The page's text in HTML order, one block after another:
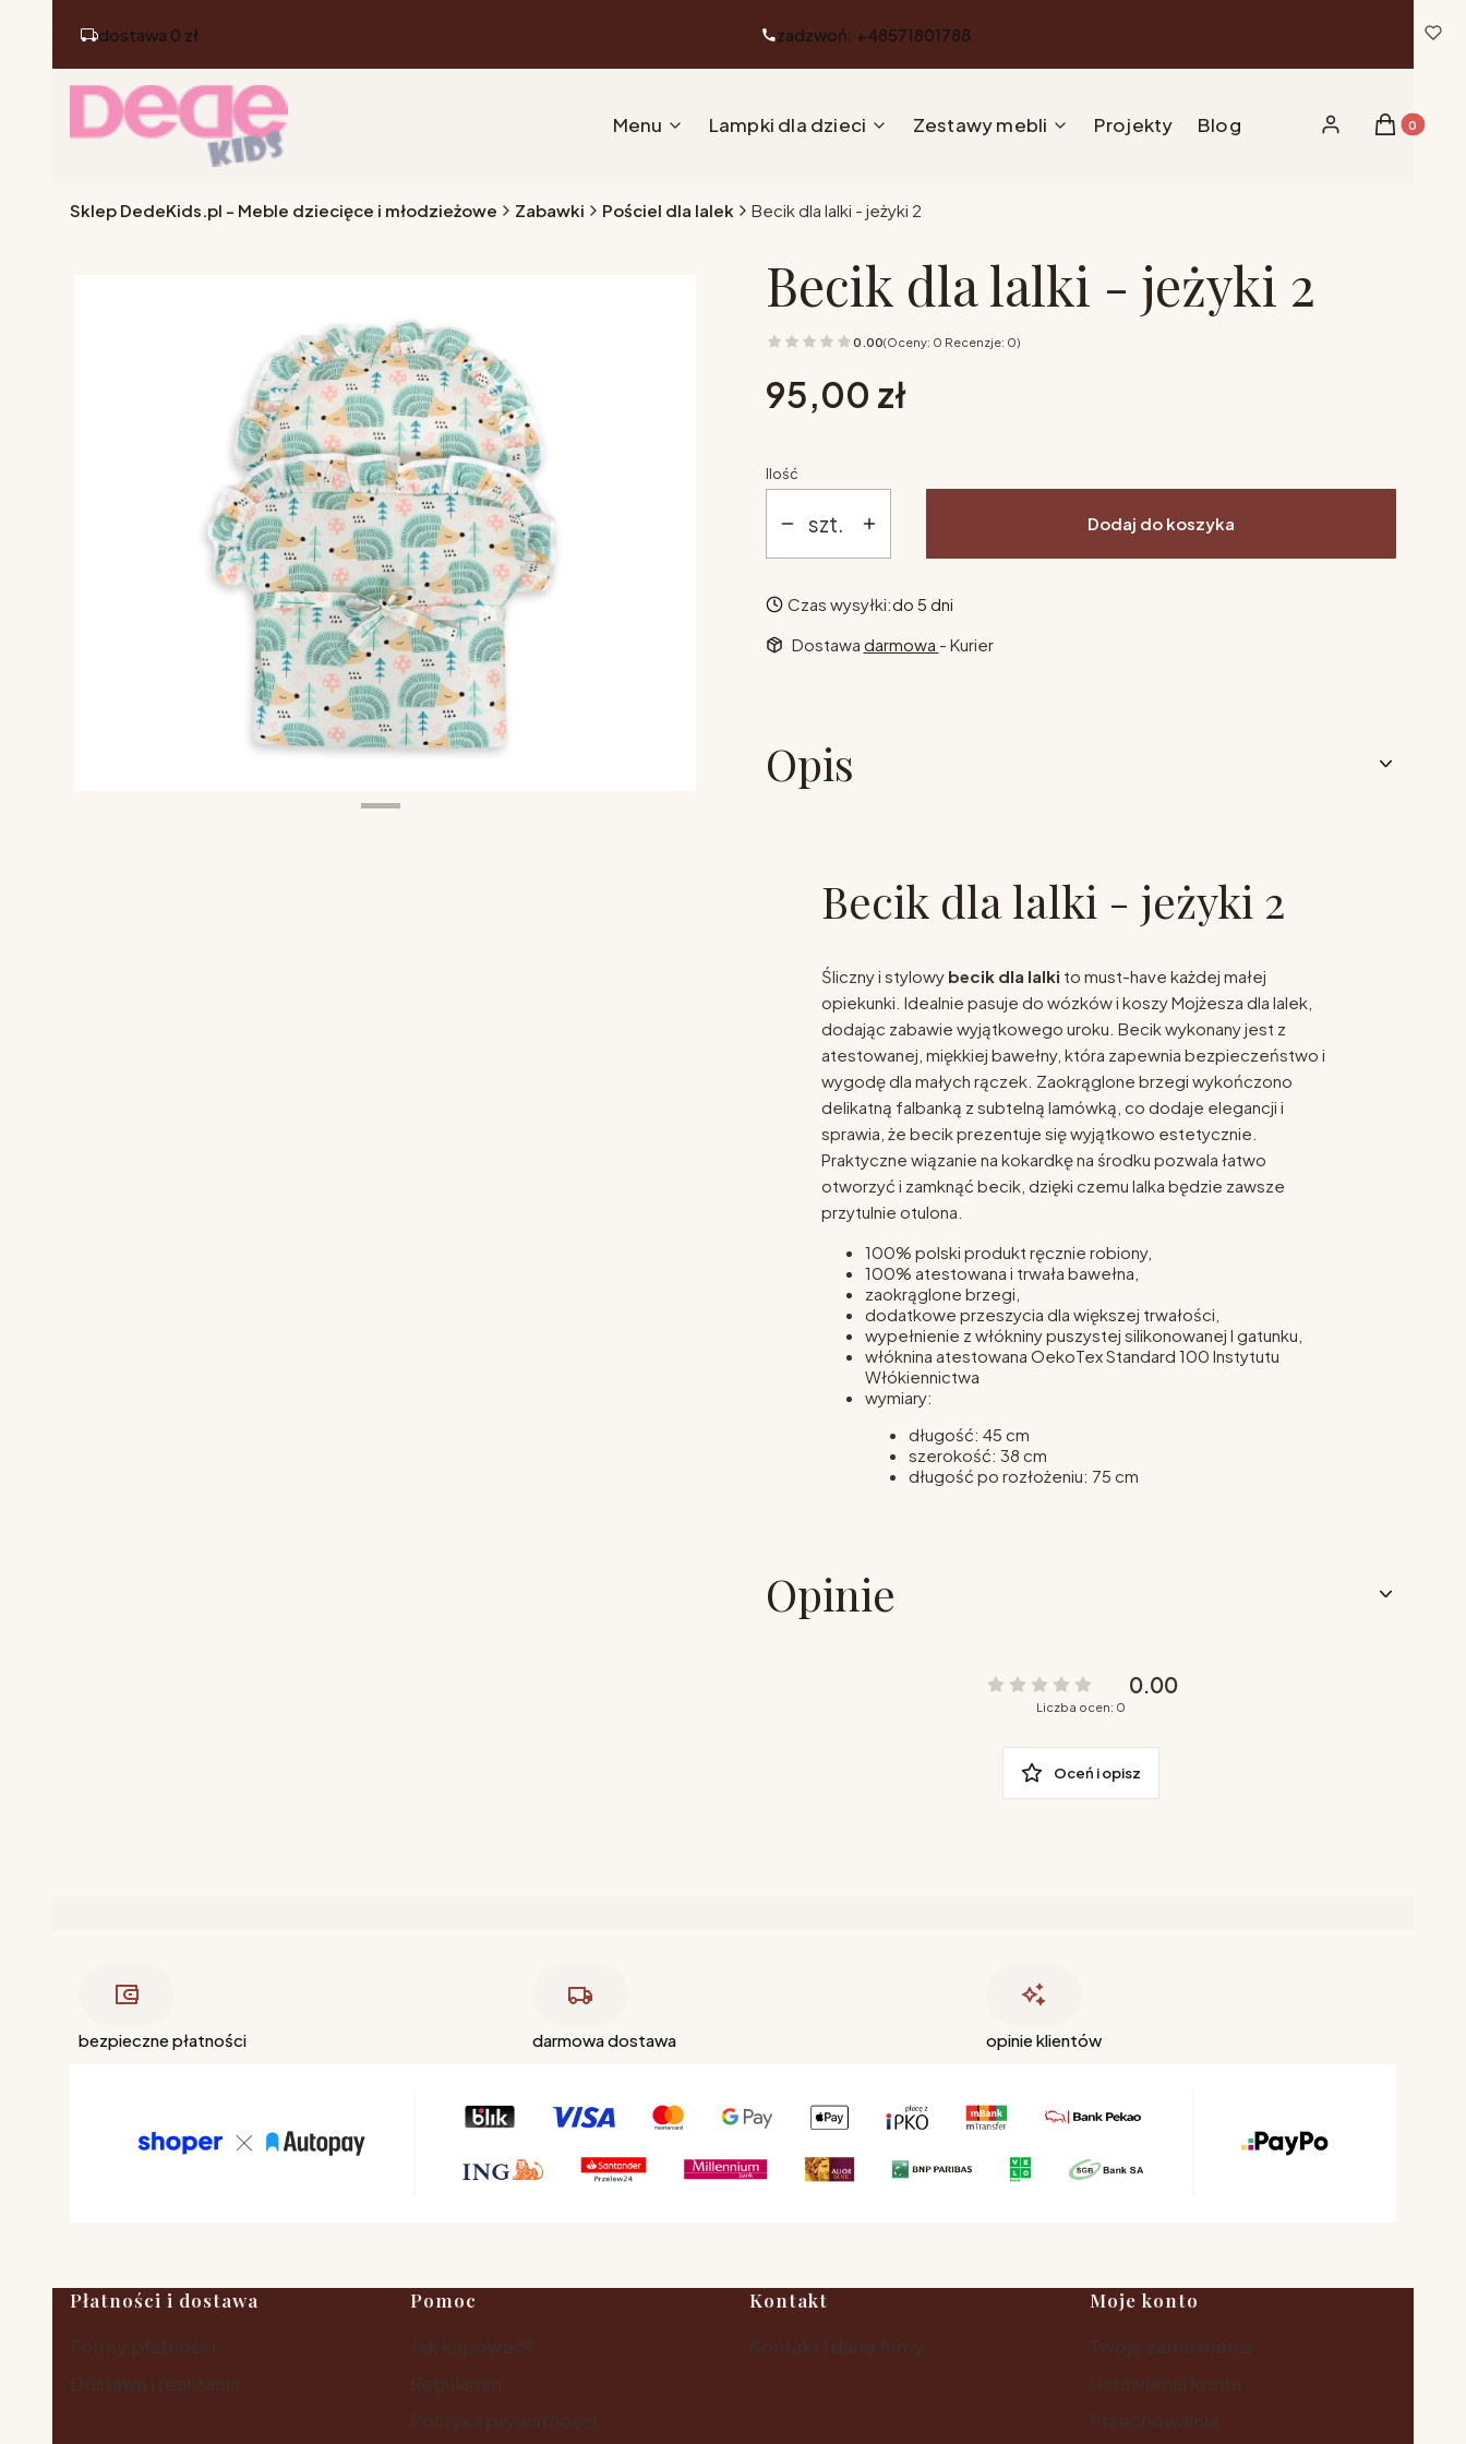
dostawa 0 zł zadzwoń: +48571801788
Menu Lampki dla dzieci Zestawy mebli Projekty Blog Zaloguj sięProdukty
Koszyk
Sklep DedeKids.pl - Meble dziecięce i młodzieżowe Zabawki Pościel dla lalek Becik dla lalki - jeżyki 2
Becik dla lalki - jeżyki 2
0.00(Oceny: 0 Recenzje: 0)
Cena
95,00 zł
Ilość
szt. Dodaj do koszyka
Czas wysyłki:do 5 dni
Dostawa darmowa - Kurier
Opis
Becik dla lalki - jeżyki 2
Śliczny i stylowy becik dla lalki to must-have każdej małej
opiekunki. Idealnie pasuje do wózków i koszy Mojżesza dla lalek,
dodając zabawie wyjątkowego uroku. Becik wykonany jest z
atestowanej, miękkiej bawełny, która zapewnia bezpieczeństwo i
wygodę dla małych rączek. Zaokrąglone brzegi wykończono
delikatną falbanką z subtelną lamówką, co dodaje elegancji i
sprawia, że becik prezentuje się wyjątkowo estetycznie.
Praktyczne wiązanie na kokardkę na środku pozwala łatwo
otworzyć i zamknąć becik, dzięki czemu lalka będzie zawsze
przytulnie otulona.
100% polski produkt ręcznie robiony,
100% atestowana i trwała bawełna,
zaokrąglone brzegi,
dodatkowe przeszycia dla większej trwałości,
wypełnienie z włókniny puszystej silikonowanej I gatunku,
włóknina atestowana OekoTex Standard 100 Instytutu
Włókiennictwa
wymiary:
długość: 45 cm
szerokość: 38 cm
długość po rozłożeniu: 75 cm
Opinie
0.00
Liczba ocen: 0
Oceń i opisz
bezpieczne płatności darmowa dostawa opinie klientów
Linki w stopce
Płatności i dostawa
Pomoc
Kontakt
Moje konto